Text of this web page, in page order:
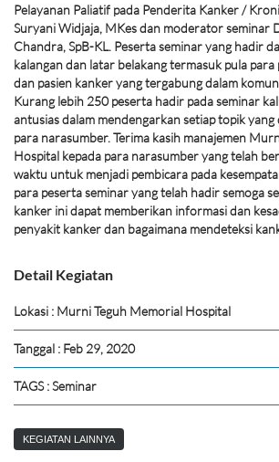
Pelayanan Paliatif pada Penderita Kanker /
Suryani Widjaja, MKes dan moderator seminar
Chandra, SpB-KL. Peserta seminar yang hadir
kalangan dan latar belakang termasuk pula
dan pasien kanker yang tergabung dalam
Kurang lebih 250 peserta hadir pada seminar
antusias dalam mendengarkan setiap topik yang
para narasumber. Terima kasih manajemen
Hospital kepada para narasumber yang telah
waktu untuk menjadi pembicara pada
para peserta seminar yang telah hadir semoga
kanker ini dapat memberikan informasi dan
penyakit kanker dan bagaimana mendeteksi
Detail Kegiatan
Lokasi : Murni Teguh Memorial Hospital
Tanggal : Feb 29, 2020
TAGS : Seminar
KEGIATAN LAINNYA